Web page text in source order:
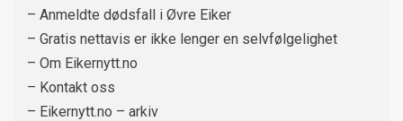
– Anmeldte dødsfall i Øvre Eiker
– Gratis nettavis er ikke lenger en selvfølgelighet
– Om Eikernytt.no
– Kontakt oss
– Eikernytt.no – arkiv